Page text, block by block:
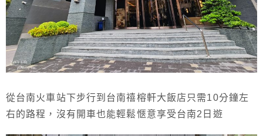
從台南火車站下步行到台南禧榕軒大飯店只需10分鐘左
右的路程，沒有開車也能輕鬆愜意享受台南2日遊